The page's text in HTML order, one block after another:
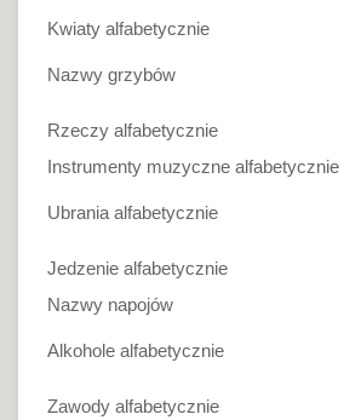
Kwiaty alfabetycznie
Nazwy grzybów
Rzeczy alfabetycznie
Instrumenty muzyczne alfabetycznie
Ubrania alfabetycznie
Jedzenie alfabetycznie
Nazwy napojów
Alkohole alfabetycznie
Zawody alfabetycznie